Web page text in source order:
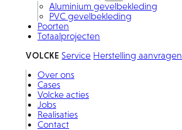
Aluminium gevelbekleding
PVC gevelbekleding
Poorten
Totaalprojecten
VOLCKE Service Herstelling aanvragen
Over ons
Cases
Volcke acties
Jobs
Realisaties
Contact